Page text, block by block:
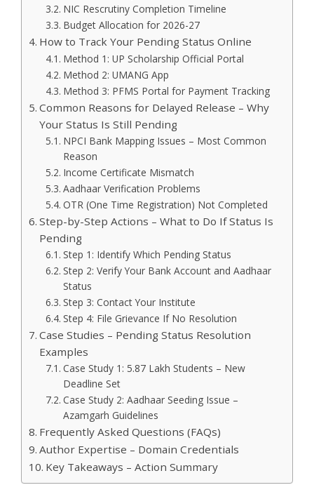
NIC Rescrutiny Completion Timeline
Budget Allocation for 2026-27
How to Track Your Pending Status Online
Method 1: UP Scholarship Official Portal
Method 2: UMANG App
Method 3: PFMS Portal for Payment Tracking
Common Reasons for Delayed Release – Why
Your Status Is Still Pending
NPCI Bank Mapping Issues – Most Common
Reason
Income Certificate Mismatch
Aadhaar Verification Problems
OTR (One Time Registration) Not Completed
Step-by-Step Actions – What to Do If Status Is
Pending
Step 1: Identify Which Pending Status
Step 2: Verify Your Bank Account and Aadhaar
Status
Step 3: Contact Your Institute
Step 4: File Grievance If No Resolution
Case Studies – Pending Status Resolution
Examples
Case Study 1: 5.87 Lakh Students – New
Deadline Set
Case Study 2: Aadhaar Seeding Issue –
Azamgarh Guidelines
Frequently Asked Questions (FAQs)
Author Expertise – Domain Credentials
Key Takeaways – Action Summary